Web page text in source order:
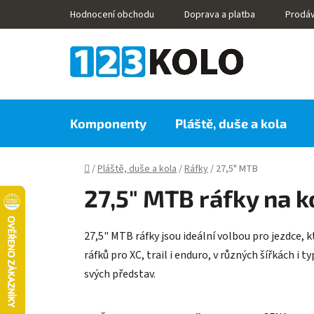
Hodnocení obchodu Doprava a platba
Komponenty Pláště, duše a kola
Domů
/Pláště, duše a kola/Ráfky/ 27,5" MTB
27,5" MTB ráfky na
27,5" MTB ráfky jsou ideální volbou pro
ráfků pro XC, trail i enduro, v různých šířkách i
svých představ.